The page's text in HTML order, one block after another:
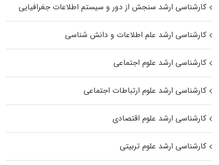
کارشناسی ارشد سنجش از دور و سیستم اطلاعات جغرافیایی
کارشناسی ارشد علم اطلاعات و دانش شناسی
کارشناسی ارشد علوم اجتماعی
کارشناسی ارشد علوم ارتباطات اجتماعی
کارشناسی ارشد علوم اقتصادی
کارشناسی ارشد علوم تربیتی